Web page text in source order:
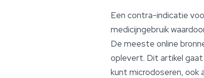
Een contra-indicatie
medicijngebruik
De meeste online
oplevert. Dit artikel
kunt microdoseren, ook